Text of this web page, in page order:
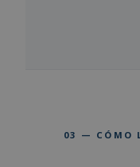
03 — CÓMO